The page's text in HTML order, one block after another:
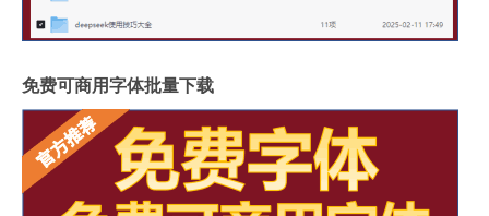
免费可商用字体批量下载